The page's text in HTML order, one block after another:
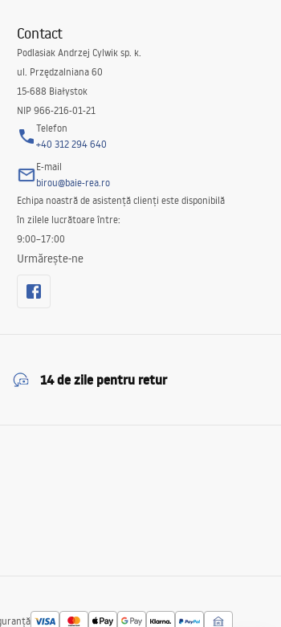
Contact
Podlasiak Andrzej Cylwik sp. k.
ul. Przędzalniana 60
15-688 Białystok
NIP 966-216-01-21
Telefon
+40 312 294 640
E-mail
birou@baie-rea.ro
Echipa noastră de asistență clienți este disponibilă
în zilele lucrătoare între:
9:00–17:00
Urmărește-ne
14 de zile pentru retur